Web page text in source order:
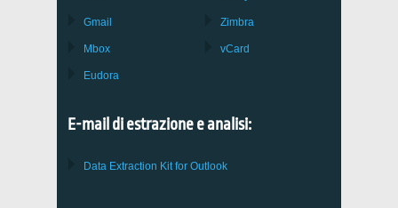
Gmail
Mbox
Eudora
Zimbra
vCard
E-mail di estrazione e analisi:
Data Extraction Kit for Outlook